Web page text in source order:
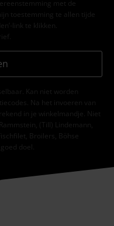
met de
toestemming te allen tijde
link te klikken.
Kan niet worden
Na het invoeren van
in je winkelmandje. Niet
(Till) Lindemann,
Broilers, Böhse
doel.